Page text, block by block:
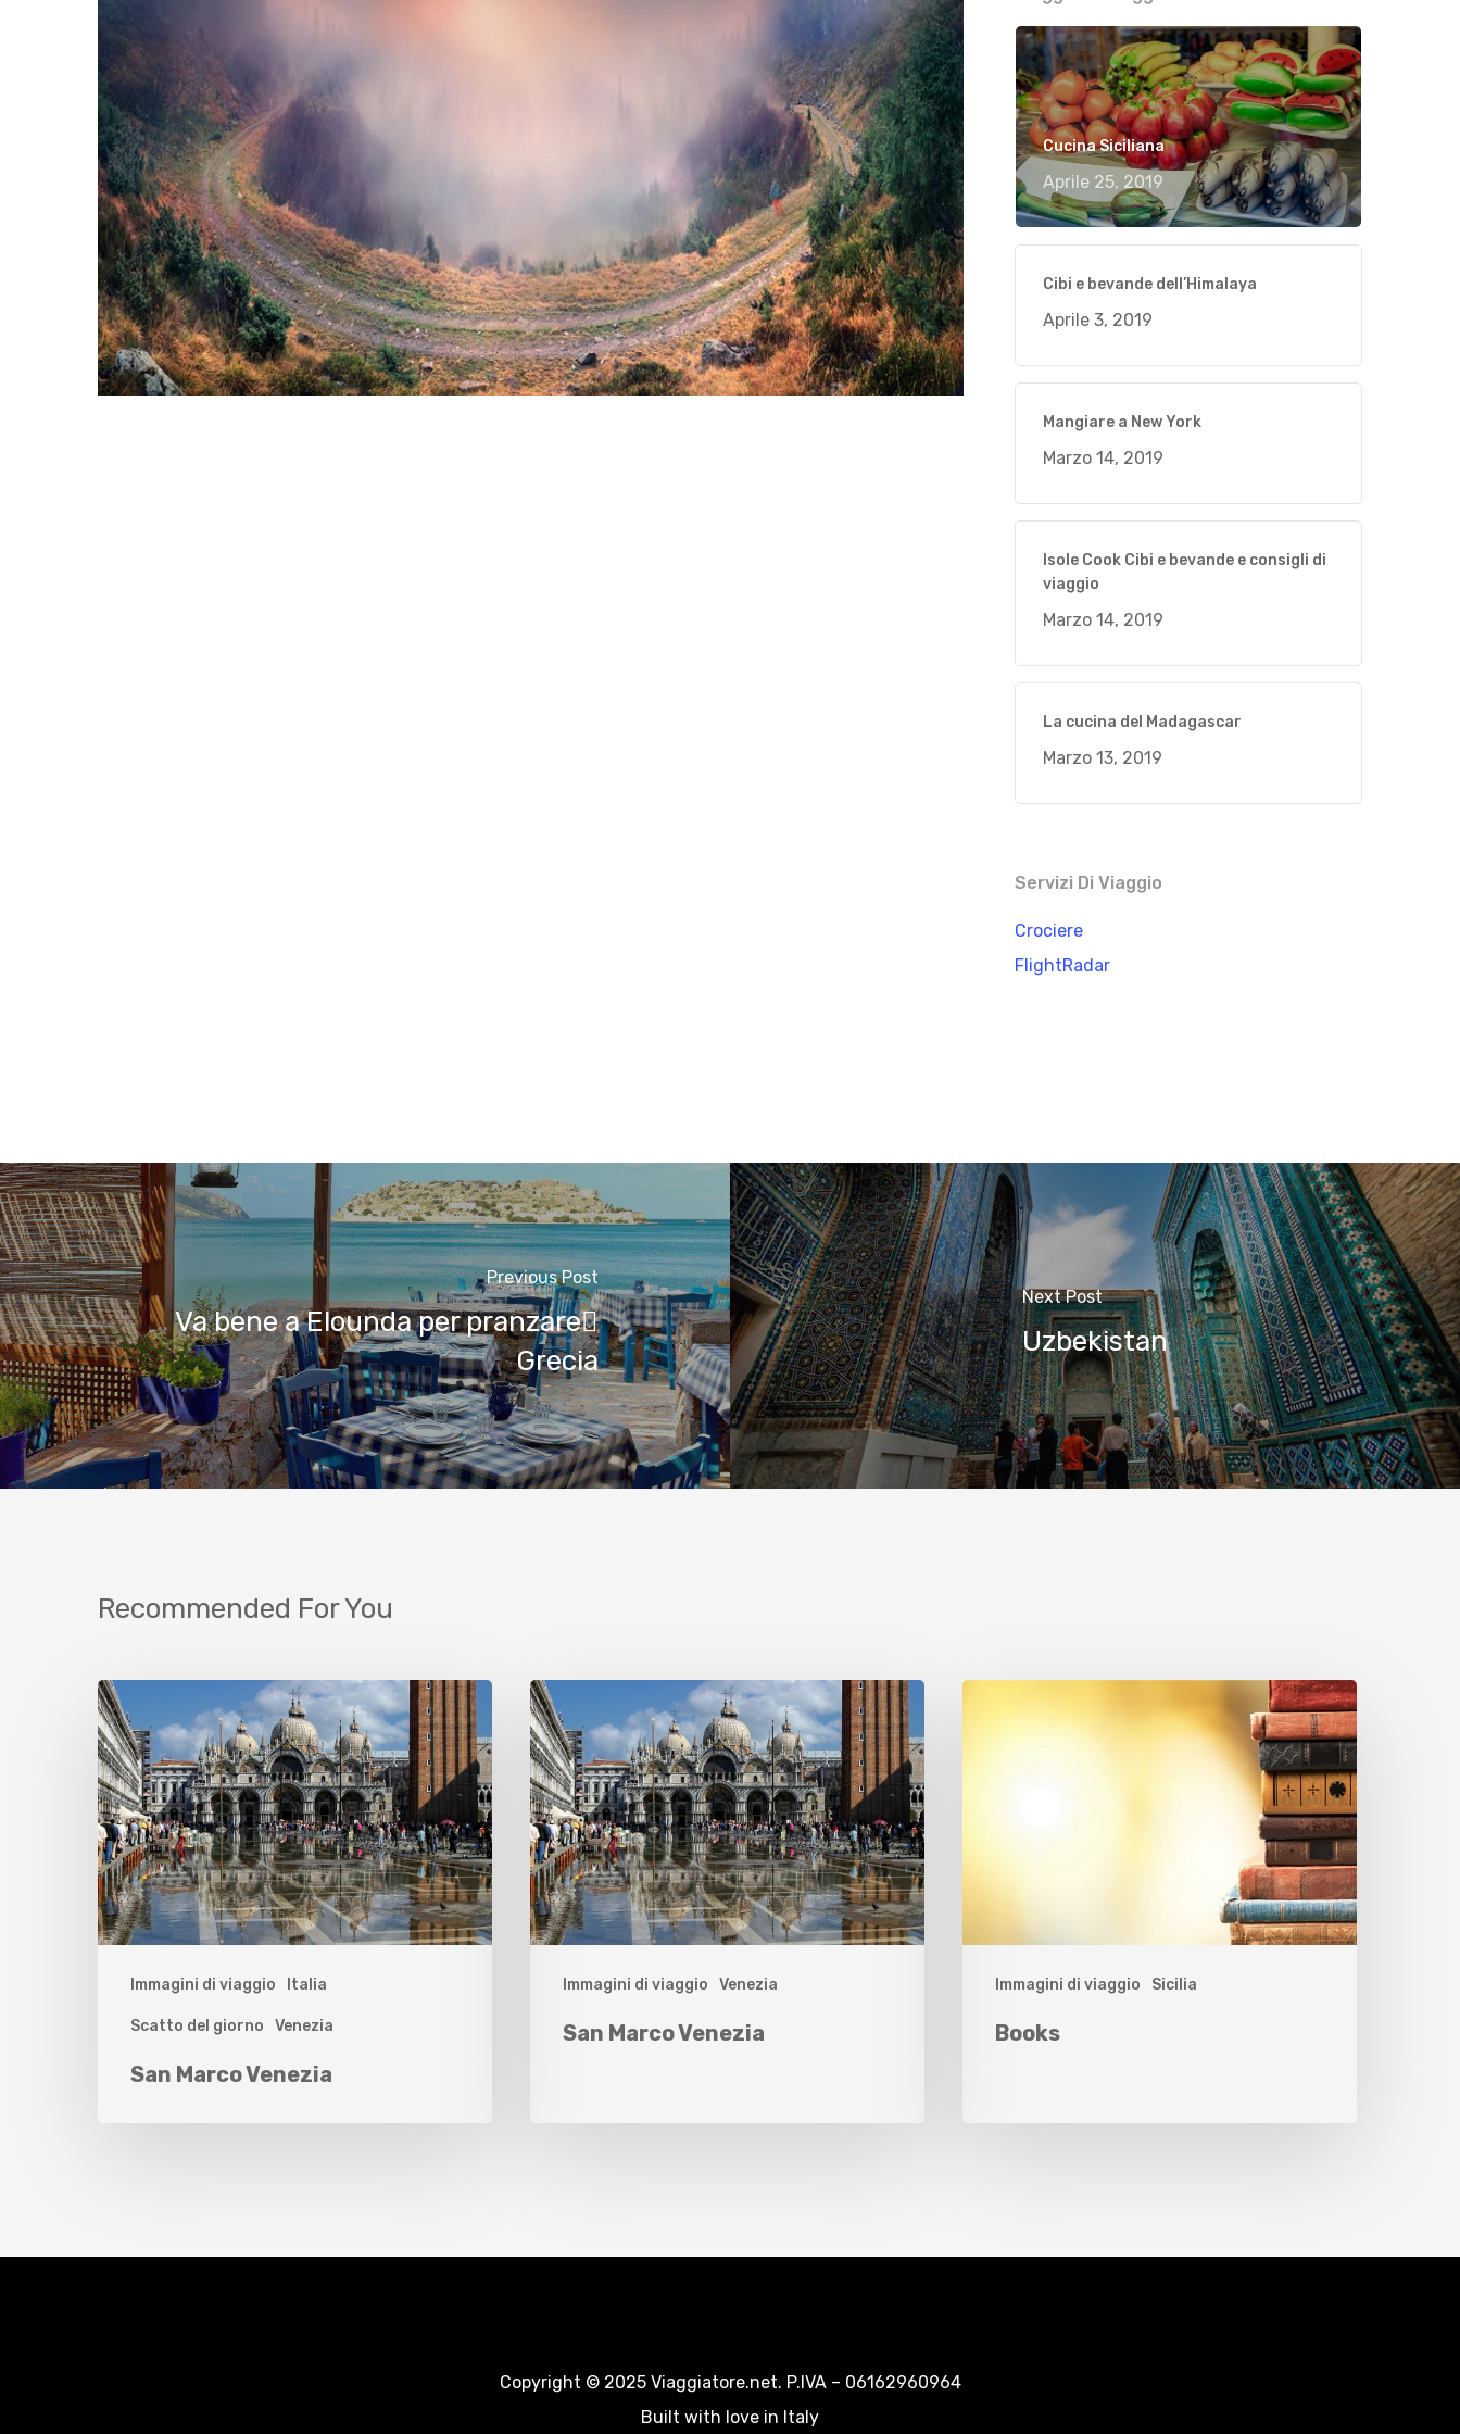
Hit enter to search or ESC to close
Cucina Siciliana
Aprile 25, 2019
Cibi e bevande dell’Himalaya
Aprile 3, 2019
Mangiare a New York
Marzo 14, 2019
Isole Cook Cibi e bevande e consigli di
viaggio
Marzo 14, 2019
La cucina del Madagascar
Marzo 13, 2019
Servizi Di Viaggio
Crociere
FlightRadar
Previous Post
Va bene a Elounda per pranzare
Grecia
Next Post
Uzbekistan
Recommended For You
Immagini di viaggio Italia
Scatto del giorno Venezia
San Marco Venezia
Immagini di viaggio Venezia
San Marco Venezia
Immagini di viaggio Sicilia
Books
Copyright © 2025 Viaggiatore.net. P.IVA – 06162960964
Built with love in Italy